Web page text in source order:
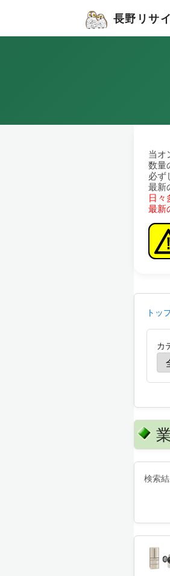
長野リサ
当オ
数量
必ず
最新
日々
最新
トッ
カ
検索